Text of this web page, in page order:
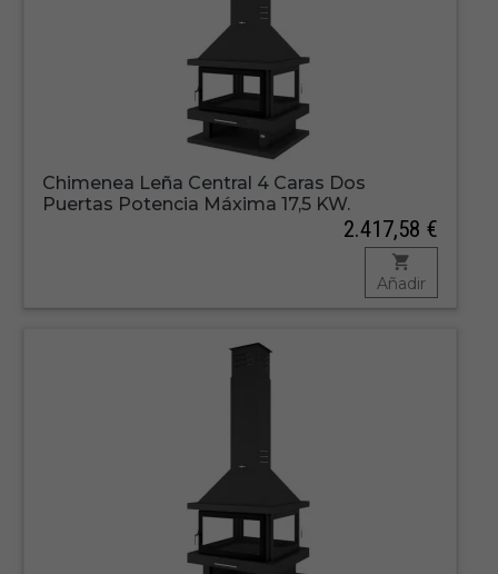
Chimenea Leña Central 4 Caras Dos
Puertas Potencia Máxima 17,5 KW.
2.417,58 €
Añadir